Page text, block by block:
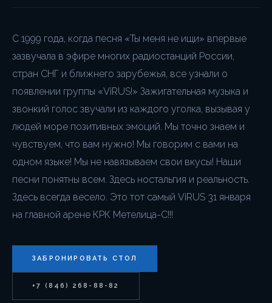
С 1999 года, когда песня «Ты меня не ищи» впервые
зазвучала в эфире многих радиостанций России,
стран СНГ и ближнего зарубежья, все узнали о
появлении группы «ViRUS!» Зажигательная музыка и
звонкий голос звучали из каждого уголка, вызывая у
людей море позитивных эмоций. Мы точно знаем и
чувствуем, что вам нужно! Мы говорим с вами на
одном языке! Мы не навязываем свои вкусы! Наши
песни понятны всем. Здесь ностальгия и реальность.
Здесь всегда весело. Это тот самый ViRUS 31 января
на главной арене КРК Метелица-С!!!
ЗАБРОНИРОВАТЬ СТОЛ
+7 (846) 268-88-82